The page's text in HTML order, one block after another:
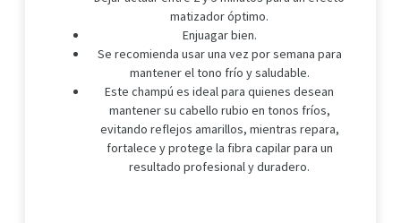
matizador óptimo.
Enjuagar bien.
Se recomienda usar una vez por semana para
mantener el tono frío y saludable.
Este champú es ideal para quienes desean
mantener su cabello rubio en tonos fríos,
evitando reflejos amarillos, mientras repara,
fortalece y protege la fibra capilar para un
resultado profesional y duradero.